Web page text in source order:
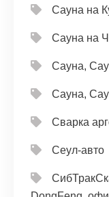
Сауна на
Сауна на
Сауна,
Сауна,
Сварка
Сеул-авто